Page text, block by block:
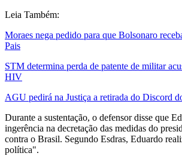
Leia Também:
Moraes nega pedido para que Bolsonaro
Pais
STM determina perda de patente de militar
HIV
AGU pedirá na Justiça a retirada do Discord
Durante a sustentação, o defensor disse que
ingerência na decretação das medidas do
contra o Brasil. Segundo Esdras, Eduardo
política".